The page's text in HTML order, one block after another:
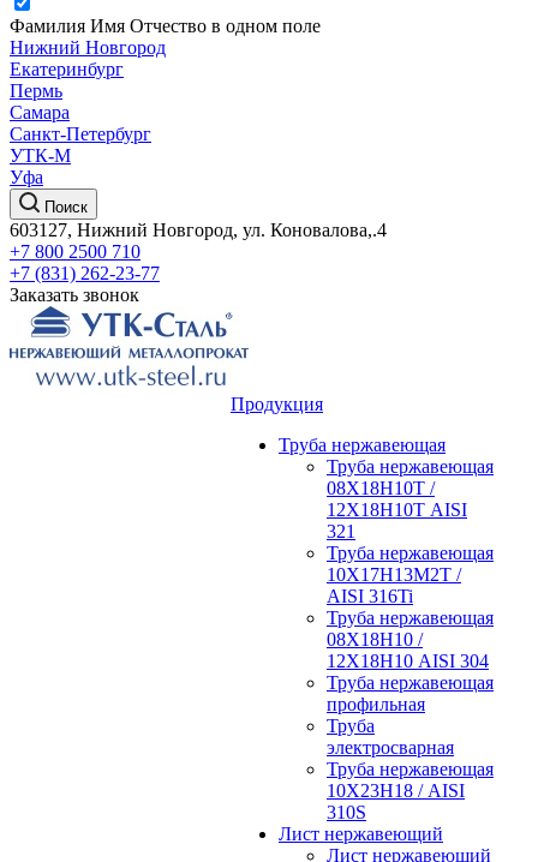
Фамилия Имя Отчество в одном поле
Нижний Новгород
Екатеринбург
Пермь
Самара
Санкт-Петербург
УТК-М
Уфа
Поиск
603127, Нижний Новгород, ул. Коновалова,.4
+7 800 2500 710
+7 (831) 262-23-77
Заказать звонок
Продукция
Труба нержавеющая
Труба нержавеющая
08Х18Н10Т /
12Х18Н10Т AISI
321
Труба нержавеющая
10Х17Н13М2Т /
AISI 316Ti
Труба нержавеющая
08Х18Н10 /
12Х18Н10 AISI 304
Труба нержавеющая
профильная
Труба
электросварная
Труба нержавеющая
10Х23Н18 / AISI
310S
Лист нержавеющий
Лист нержавеющий